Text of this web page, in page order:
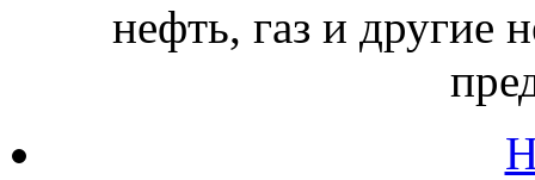
нефть, газ и другие